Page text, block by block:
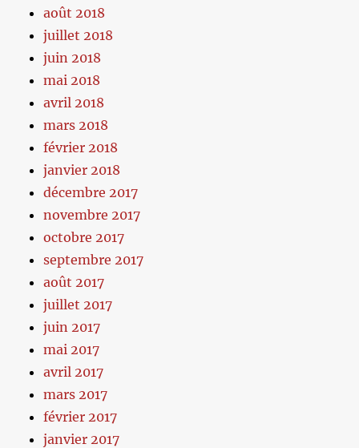
août 2018
juillet 2018
juin 2018
mai 2018
avril 2018
mars 2018
février 2018
janvier 2018
décembre 2017
novembre 2017
octobre 2017
septembre 2017
août 2017
juillet 2017
juin 2017
mai 2017
avril 2017
mars 2017
février 2017
janvier 2017